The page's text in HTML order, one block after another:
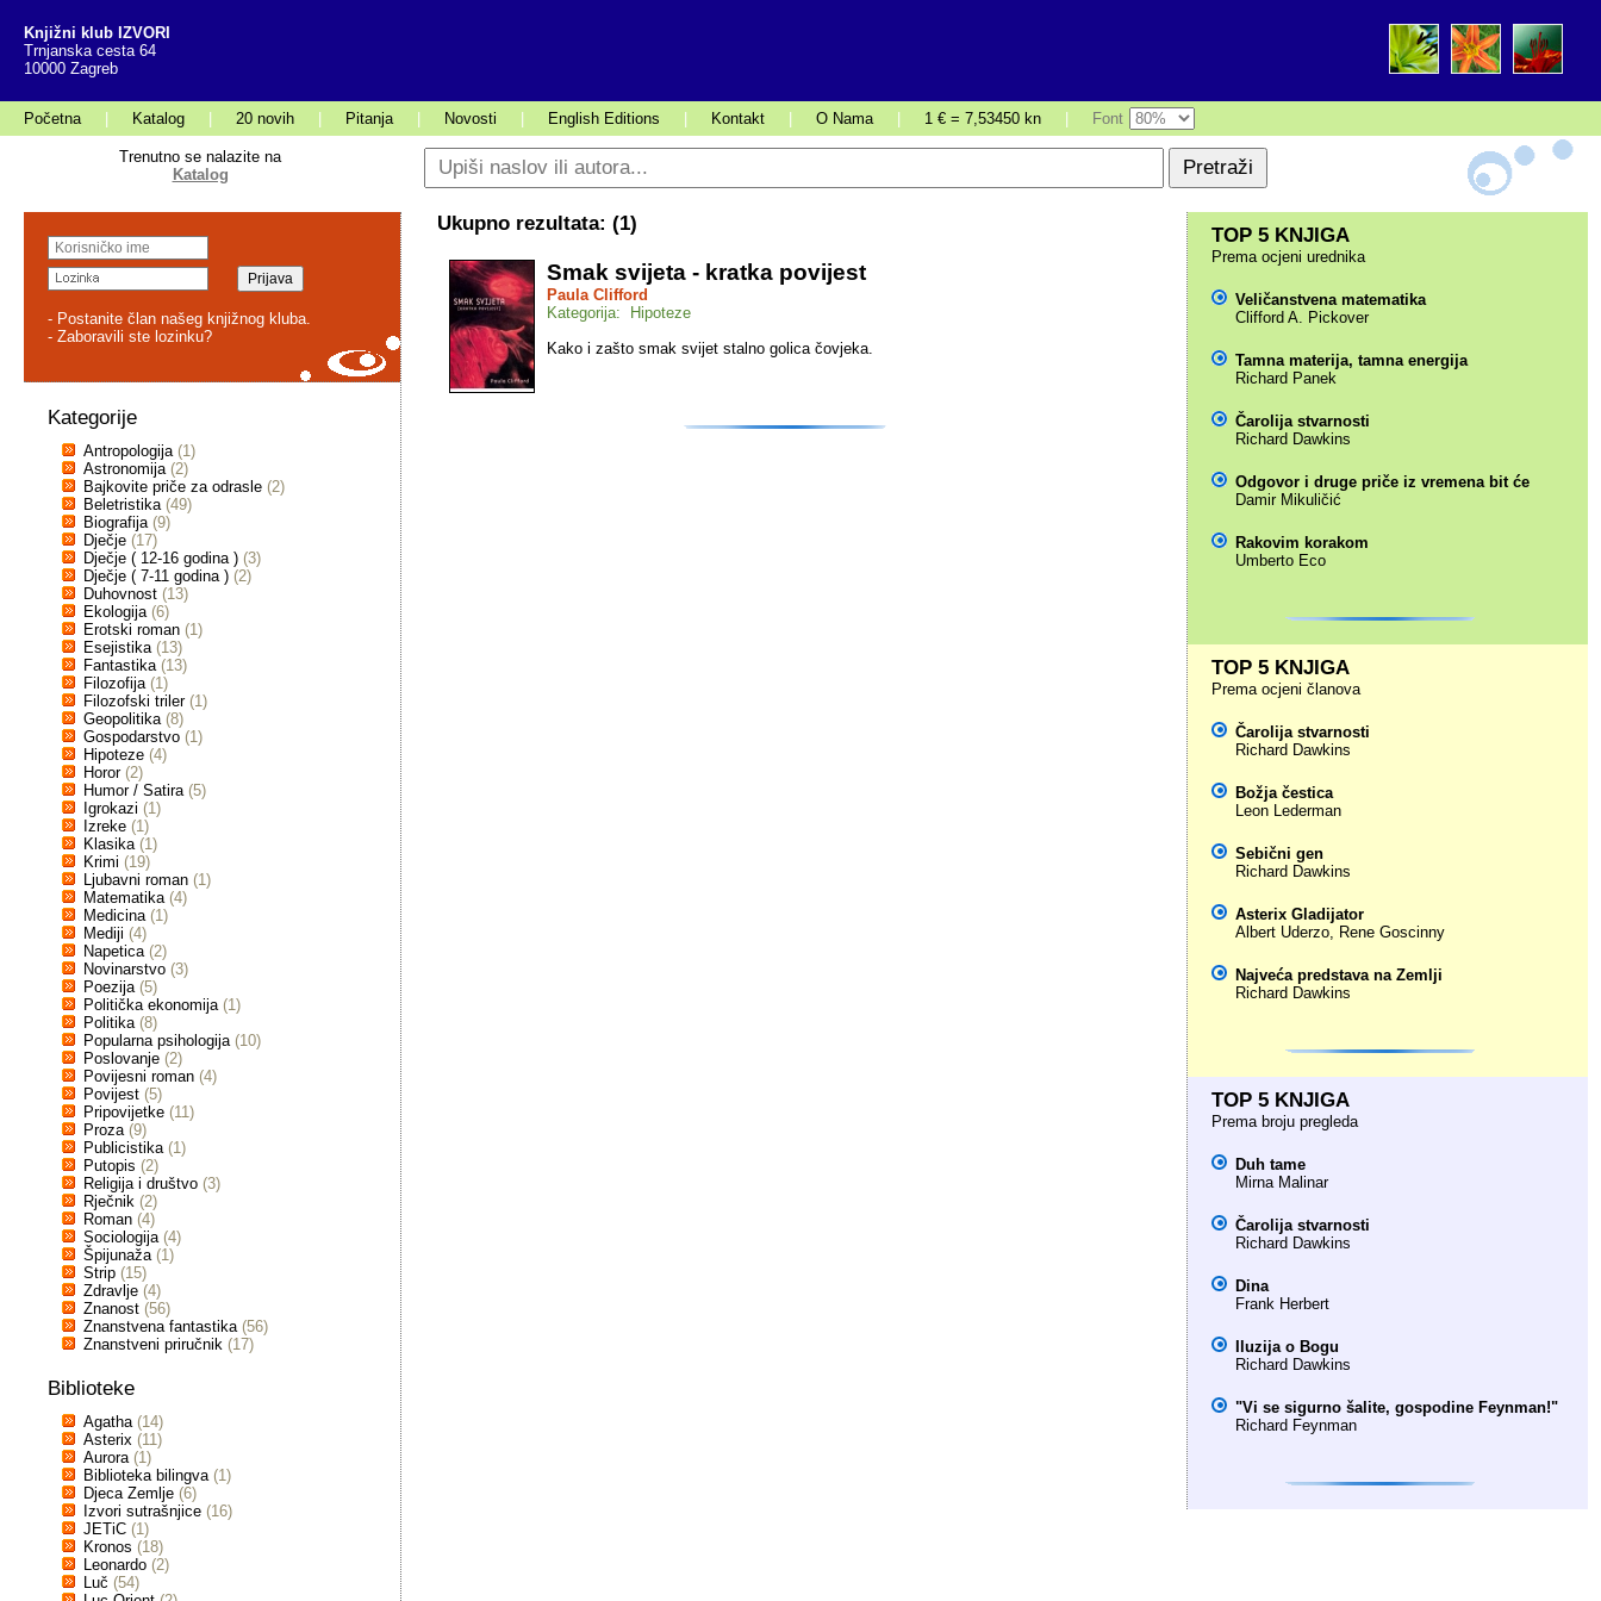
Knjižni klub IZVORI
Trnjanska cesta 64
10000 Zagreb
Početna Katalog 20 novih Pitanja Novosti English Editions Kontakt O Nama 1 € = 7,53450 kn Font
Trenutno se nalazite na
Katalog
- Postanite član našeg knjižnog kluba.
- Zaboravili ste lozinku?
Kategorije
Antropologija (1)
Astronomija (2)
Bajkovite priče za odrasle (2)
Beletristika (49)
Biografija (9)
Dječje (17)
Dječje ( 12-16 godina ) (3)
Dječje ( 7-11 godina ) (2)
Duhovnost (13)
Ekologija (6)
Erotski roman (1)
Esejistika (13)
Fantastika (13)
Filozofija (1)
Filozofski triler (1)
Geopolitika (8)
Gospodarstvo (1)
Hipoteze (4)
Horor (2)
Humor / Satira (5)
Igrokazi (1)
Izreke (1)
Klasika (1)
Krimi (19)
Ljubavni roman (1)
Matematika (4)
Medicina (1)
Mediji (4)
Napetica (2)
Novinarstvo (3)
Poezija (5)
Politička ekonomija (1)
Politika (8)
Popularna psihologija (10)
Poslovanje (2)
Povijesni roman (4)
Povijest (5)
Pripovijetke (11)
Proza (9)
Publicistika (1)
Putopis (2)
Religija i društvo (3)
Rječnik (2)
Roman (4)
Sociologija (4)
Špijunaža (1)
Strip (15)
Zdravlje (4)
Znanost (56)
Znanstvena fantastika (56)
Znanstveni priručnik (17)
Biblioteke
Agatha (14)
Asterix (11)
Aurora (1)
Biblioteka bilingva (1)
Djeca Zemlje (6)
Izvori sutrašnjice (16)
JETiC (1)
Kronos (18)
Leonardo (2)
Luč (54)
Ukupno rezultata: (1)
Smak svijeta - kratka povijest
Paula Clifford
Kategorija: Hipoteze
Kako i zašto smak svijet stalno golica čovjeka.
TOP 5 KNJIGA
Prema ocjeni urednika
Veličanstvena matematika
Clifford A. Pickover
Tamna materija, tamna energija
Richard Panek
Čarolija stvarnosti
Richard Dawkins
Odgovor i druge priče iz vremena bit će
Damir Mikuličić
Rakovim korakom
Umberto Eco
TOP 5 KNJIGA
Prema ocjeni članova
Čarolija stvarnosti
Richard Dawkins
Božja čestica
Leon Lederman
Sebični gen
Richard Dawkins
Asterix Gladijator
Albert Uderzo, Rene Goscinny
Najveća predstava na Zemlji
Richard Dawkins
TOP 5 KNJIGA
Prema broju pregleda
Duh tame
Mirna Malinar
Čarolija stvarnosti
Richard Dawkins
Dina
Frank Herbert
Iluzija o Bogu
Richard Dawkins
"Vi se sigurno šalite, gospodine Feynman!"
Richard Feynman